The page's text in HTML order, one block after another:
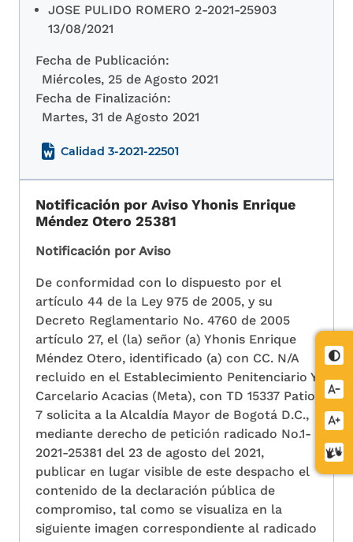
letra
letra
de
JOSE PULIDO ROMERO 2-2021-25903
13/08/2021
Fecha de Publicación:
Miércoles, 25 de Agosto 2021
Fecha de Finalización:
Martes, 31 de Agosto 2021
Calidad 3-2021-22501
Notificación por Aviso Yhonis Enrique
Méndez Otero 25381
Notificación por Aviso
De conformidad con lo dispuesto por el
artículo 44 de la Ley 975 de 2005, y su
Decreto Reglamentario No. 4760 de 2005
artículo 27, el (la) señor (a) Yhonis Enrique
Méndez Otero, identificado (a) con CC. N/A
recluido en el Establecimiento Penitenciario Y
Carcelario Acacias (Meta), con TD 15337 Patio
7 solicita a la Alcaldía Mayor de Bogotá D.C.,
mediante derecho de petición radicado No.1-
2021-25381 del 23 de agosto del 2021,
publicar en lugar visible de este despacho el
contenido de la declaración pública de
compromiso, tal como se visualiza en la
siguiente imagen correspondiente al radicado